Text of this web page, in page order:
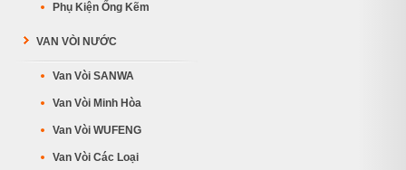
Phụ Kiện Ống Kẽm
VAN VÒI NƯỚC
Van Vòi SANWA
Van Vòi Minh Hòa
Van Vòi WUFENG
Van Vòi Các Loại